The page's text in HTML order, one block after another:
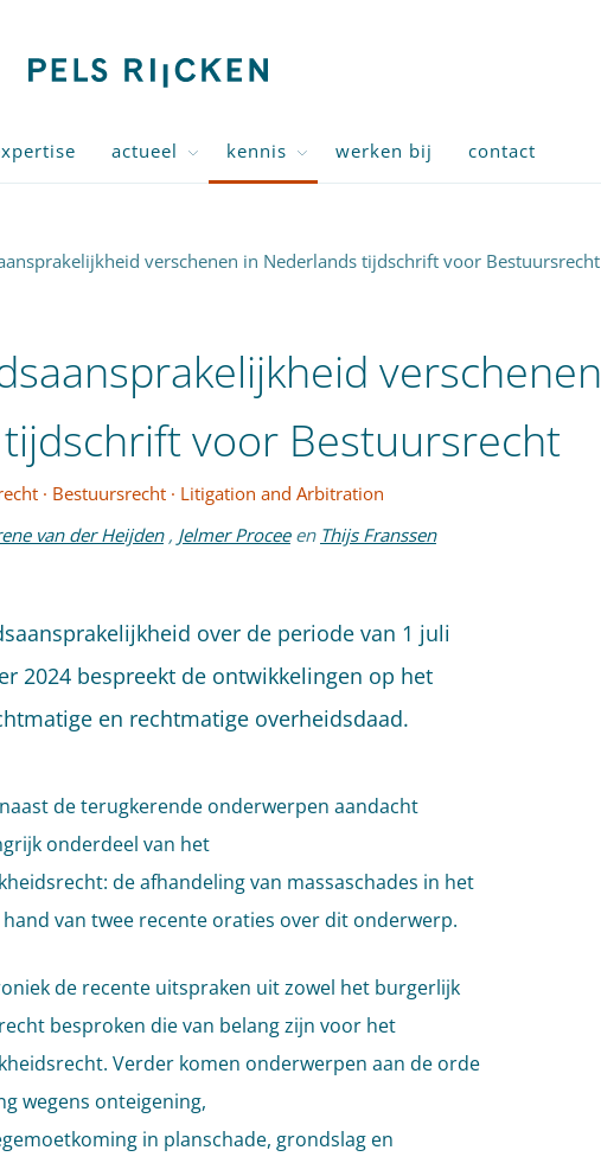
actueel kennis werken bij contact
verschenen in Nederlands tijdschrift voor Bestuursrecht
verschenen
voor Bestuursrecht
· Bestuursrecht · Litigation and Arbitration
van der Heijden , Jelmer Procee en Thijs Franssen
over de periode van 1 juli
2024 bespreekt de ontwikkelingen op het
en rechtmatige overheidsdaad.
de terugkerende onderwerpen aandacht
onderdeel van het
de afhandeling van massaschades in het
van twee recente oraties over dit onderwerp.
de recente uitspraken uit zowel het burgerlijk
besproken die van belang zijn voor het
Verder komen onderwerpen aan de orde
wegens onteigening,
in planschade, grondslag en